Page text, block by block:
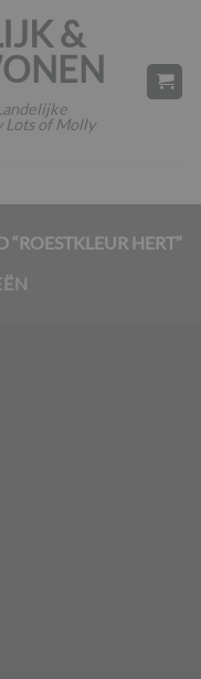
&
Lots of Molly
HERT”